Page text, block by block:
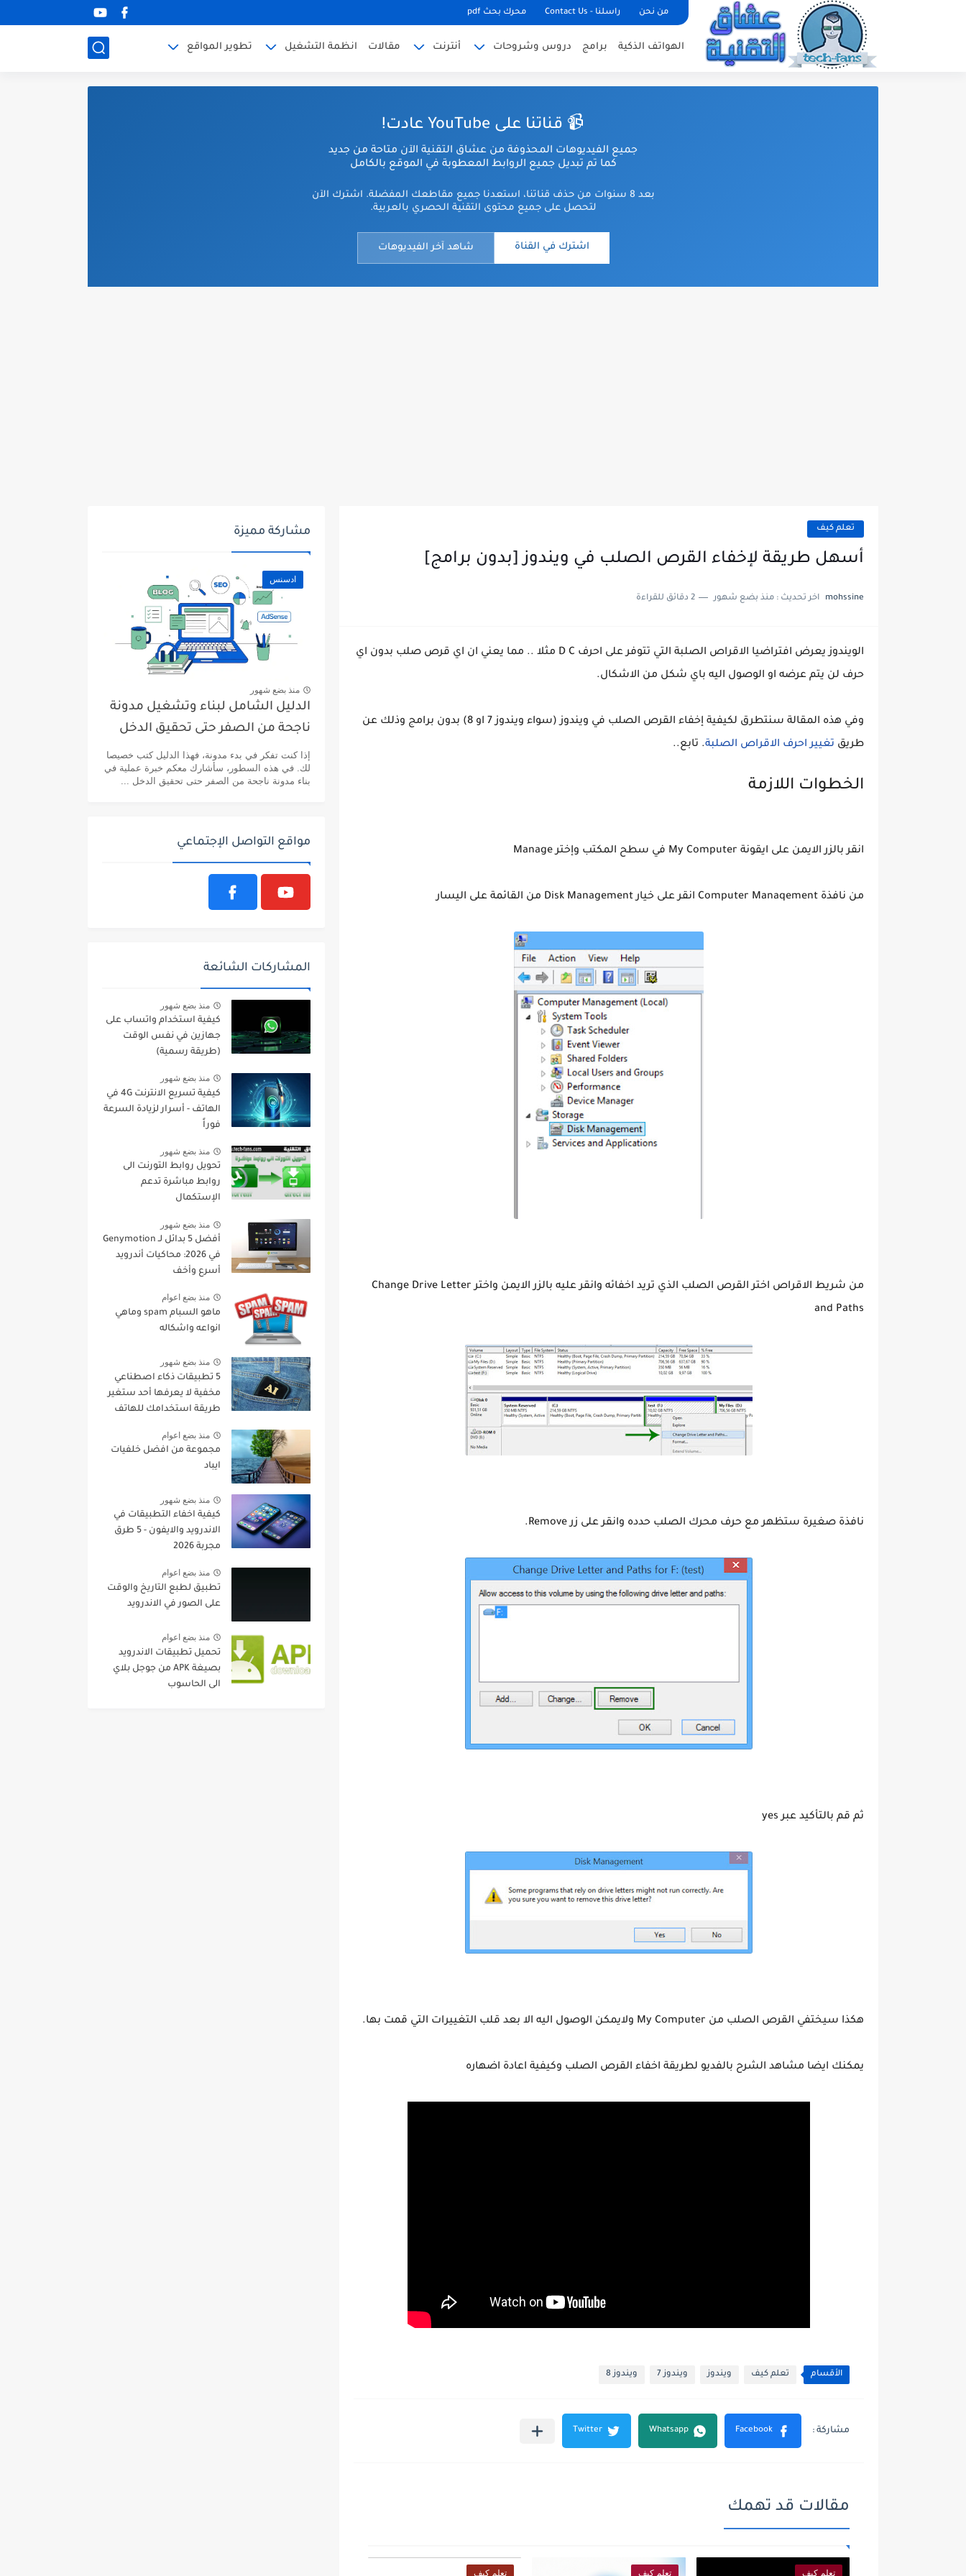
من نحن راسلنا - Contact Us محرك بحث pdf
الهواتف الذكية برامج دروس وشروحات أنترنت مقالات انظمة التشغيل تطوير المواقع
📹 قناتنا على YouTube عادت!
جميع الفيديوهات المحذوفة من عشاق التقنية الآن متاحة من جديد
كما تم تبديل جميع الروابط المعطوبة في الموقع بالكامل
بعد 8 سنوات من حذف قناتنا، استعدنا جميع مقاطعك المفضلة. اشترك الآن
لتحصل على جميع محتوى التقنية الحصري بالعربية.
اشترك في القناة شاهد آخر الفيديوهات
تعلم كيف
أسهل طريقة لإخفاء القرص الصلب في ويندوز [بدون برامج]
mohssine اخر تحديث : منذ بضع شهور 2 دقائق للقراءة
الويندوز يعرض افتراضيا الاقراص الصلبة التي تتوفر على احرف D C مثلا .. مما يعني ان اي قرص صلب بدون اي
حرف لن يتم عرضه او الوصول اليه باي شكل من الاشكال.
وفي هذه المقالة سنتطرق لكيفية إخفاء القرص الصلب في ويندوز (سواء ويندوز 7 او 8) بدون برامج وذلك عن
طريق تغيير احرف الاقراص الصلبة. تابع..
الخطوات اللازمة
انقر بالزر الايمن على ايقونة My Computer في سطح المكتب وإخترManage
من نافذة Computer Manaqement انقر على خيارDisk Management من القائمة على اليسار
من شريط الاقراص اختر القرص الصلب الذي تريد اخفائه وانقر عليه بالزر الايمن واخترChange Drive Letter
and Paths
نافذة صغيرة ستظهر مع حرف محرك الصلب حدده وانقر على زرRemove
.
ثم قم بالتأكيد عبر yes
هكذا سيختفي القرص الصلب من My Computer ولايمكن الوصول اليه الا بعد قلب التغييرات التي قمت بها.
يمكنك ايضا مشاهد الشرح بالفديو لطريقة اخفاء القرص الصلب وكيفية اعادة اضهاره
الأقسام تعلم كيف ويندوز ويندوز 7 ويندوز 8
مقالات قد تهمك
تعلم كيف تعلم كيف تعلم كيف
مشاركة مميزة
ادسنس
منذ بضع شهور
الدليل الشامل لبناء وتشغيل مدونة
ناجحة من الصفر حتى تحقيق الدخل
إذا كنت تفكر في بدء مدونة، فهذا الدليل كتب خصيصا
لك. في هذه السطور، سأشارك معكم خبرة عملية في
بناء مدونة ناجحة من الصفر حتى تحقيق الدخل ...
مواقع التواصل الإجتماعي
المشاركات الشائعة
منذ بضع شهور
كيفية استخدام واتساب على
جهازين في نفس الوقت
(طريقة رسمية)
منذ بضع شهور
كيفية تسريع الانترنت 4G في
الهاتف - أسرار لزيادة السرعة
فوراً
منذ بضع شهور
تحويل روابط التورنت الى
روابط مباشرة تدعم
الإستكمال
منذ بضع شهور
أفضل 5 بدائل لـ Genymotion
في 2026: محاكيات أندرويد
أسرع وأخف
منذ بضع اعوام
ماهو السبام spam وماهي
انواعه واشكاله
منذ بضع شهور
5 تطبيقات ذكاء اصطناعي
مخفية لا يعرفها أحد ستغير
طريقة استخدامك للهاتف
منذ بضع اعوام
مجموعة من افضل خلفيات
ايباد
منذ بضع شهور
كيفية اخفاء التطبيقات في
الاندرويد والايفون - 5 طرق
مجربة 2026
منذ بضع اعوام
تطبيق لطبع التاريخ والوقت
على الصور في الاندرويد
منذ بضع اعوام
تحميل تطبيقات الاندرويد
بصيغة APK من جوجل بلاي
الى الحاسوب